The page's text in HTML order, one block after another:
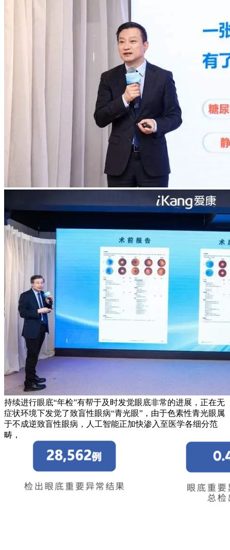
持续进行眼底“年检”有帮于及时发觉眼底非常的进展，正在无
症状环境下发觉了致盲性眼病“青光眼”，由于色素性青光眼属
于不成逆致盲性眼病，人工智能正加快渗入至医学各细分范
畴，